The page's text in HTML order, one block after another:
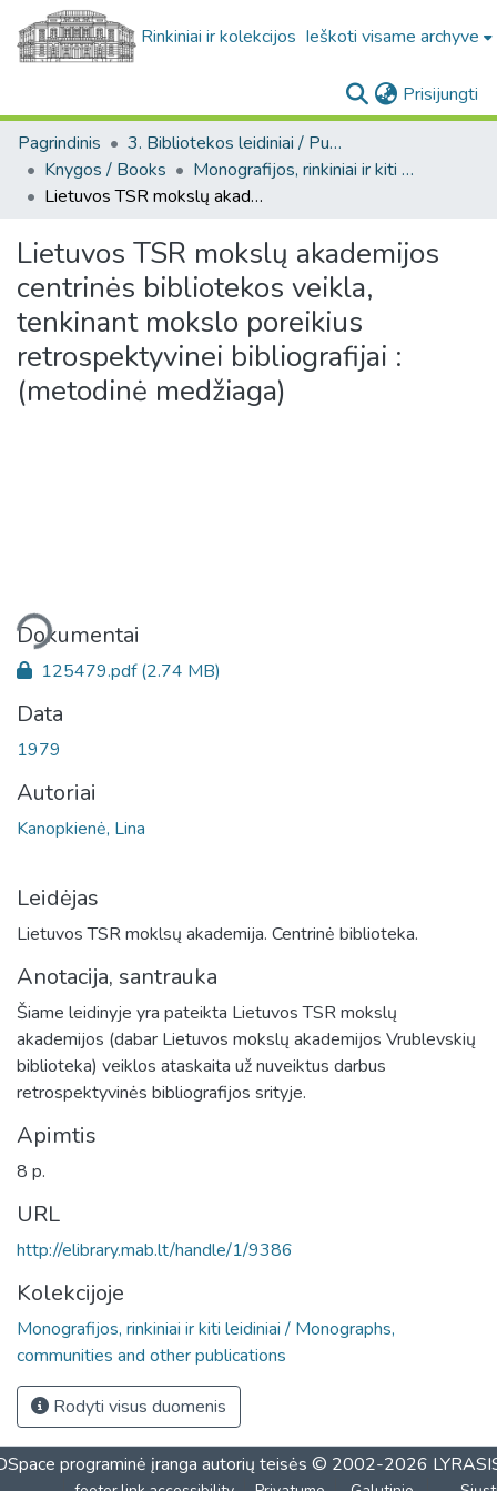
Rinkiniai ir kolekcijos Ieškoti visame archyve
Prisijungti
Pagrindinis
3. Bibliotekos leidiniai / Publications of the Library
Knygos / Books
Monografijos, rinkiniai ir kiti leidiniai / Monographs, communities and other publications
Lietuvos TSR mokslų akademijos centrinės bibliotekos veikla, tenkinant mokslo poreikius retrospektyvinei bibliografijai : (metodinė medžiaga)
Lietuvos TSR mokslų akademijos
centrinės bibliotekos veikla,
tenkinant mokslo poreikius
retrospektyvinei bibliografijai :
(metodinė medžiaga)
Dokumentai
125479.pdf(2.74 MB)
Data
1979
Autoriai
Kanopkienė, Lina
Leidėjas
Lietuvos TSR moklsų akademija. Centrinė biblioteka.
Anotacija, santrauka
Šiame leidinyje yra pateikta Lietuvos TSR mokslų
akademijos (dabar Lietuvos mokslų akademijos Vrublevskių
biblioteka) veiklos ataskaita už nuveiktus darbus
retrospektyvinės bibliografijos srityje.
Apimtis
8 p.
URL
http://elibrary.mab.lt/handle/1/9386
Kolekcijoje
Monografijos, rinkiniai ir kiti leidiniai / Monographs,
communities and other publications
Rodyti visus duomenis
programinė įranga autorių teisės © 2002-2026